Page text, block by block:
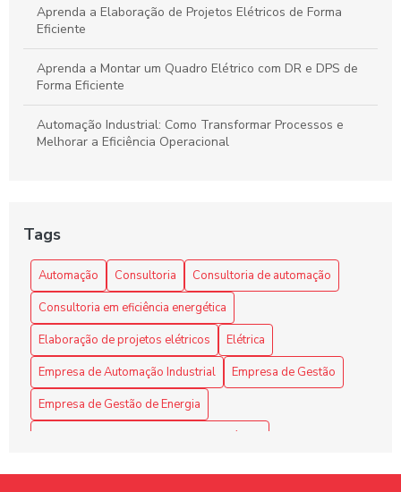
Aprenda a Elaboração de Projetos Elétricos de Forma
Eficiente
Aprenda a Montar um Quadro Elétrico com DR e DPS de
Forma Eficiente
Automação Industrial: Como Transformar Processos e
Melhorar a Eficiência Operacional
Benefícios da automação industrial para otimizar processos
Como a Consultoria de Automação Pode Revolucionar Seu
Negócio
Como a Programação de Máquinas Industriais Revoluciona
a Produção
Como a Programação de Máquinas Industriais Revoluciona
a Produtividade
Tags
Automação Consultoria
Consultoria de automação
Consultoria em eficiência energética
Elaboração de projetos elétricos
Elétrica
Empresa de Automação Industrial
Empresa de Gestão
Empresa de Gestão de Energia